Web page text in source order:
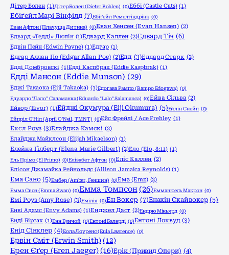
Дітер Болен (1)Дітер Болен (Dieter Bohlen) (0)Еббі (Castle Cats) (1)
Ебіґейл Марі Вінфілд (7)Ебіґейл Ремелтіндрінк (0)
Еван Афтон (Плачуща Дитина) (0)Еван Хенсен (Evan Hansen) (2)
Едвард «Тедді» Люпін (1)Едвард Каллен (2)Едвард Тіч (6)
Едвін Пейн (Edwin Payne) (1)Едгар (1)
Едгар Аллан По (Edgar Allan Poe) (2)Едд (3)Еддард Старк (2)
Едді Домбровскі (1)Едді Каспбрак (Eddie Kaspbrak) (1)
Едді Мансон (Eddie Munson) (29)
Еджі Такаока (Eiji Takaoka) (1)Едогава Рампо (Rampo Edogawa) (0)
Едуардо "Лало" Саламанка (Eduardo "Lalo" Salamanca) (0)Ейва Сільва (2)
Ейвор (Eivor) (1)Ейджі Окумура (Eiji Okumura) (5)Ейлін Снейп (0)
Ейпріл О'Ніл (April O'Neil, TMNT) (0)Ейс Фрейлі / Ace Frehley (1)
Ексл Роуз (3)Елайджа Камскі (2)
Елайджа Майклсон (Elijah Mikaelson) (1)
Елейна Ґілберт (Elena Marie Gilbert) (2)Ело (Elo, 8:11) (1)
Ель Прімо (El Primo) (0)Елізабет Афтон (0)Еліс Каллен (2)
Елісон Джамайка Рейнольдс (Allison Jamaica Reynolds) (1)
Ема Сано (5)Ембер (Amber, Ґеншин) (0)Емз (Emz) (2)
Емма Свон (Emma Swan) (0)Емма Томпсон (26)Емманюель Макрон (0)
Емі Роуз (Amy Rose) (3)Емілія (0)Ен Вокер (7)Енакін Скайвокер (5)
Енві Адамс (Envy Adams) (1)Енджел Даст (2)Ендрю Міньярд (0)
Енді Бірсак (1)Енн Бунчой (0)Ентоні Балерді (0)Ентоні Локвуд (3)
Енід Сінклер (4)Еола Лоуренс (Eula Lawrence) (0)
Ервін Сміт (Erwin Smith) (12)
Ерен Єґер (Eren Jaeger) (16)Ерік (Привид Опери) (4)